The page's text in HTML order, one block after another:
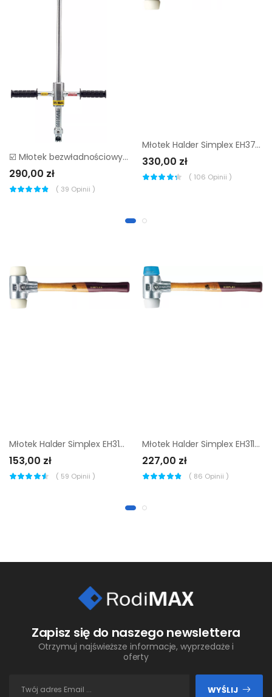
☑️ Młotek bezwładnościowy Mimal MW ▷▷
290,00 zł
( 39 Opinii )
Młotek Halder Simplex EH3708 60 mm (nylon)
330,00 zł
( 106 Opinii )
Młotek Halder Simplex EH3108 40 mm (nylon)
153,00 zł
( 59 Opinii )
Młotek Halder Simplex EH3117 60 mm (elastomer + superplastik)
227,00 zł
( 86 Opinii )
Zapisz się do naszego newslettera
Otrzymuj najświeższe informacje, wyprzedaże i
oferty
WYŚLIJ